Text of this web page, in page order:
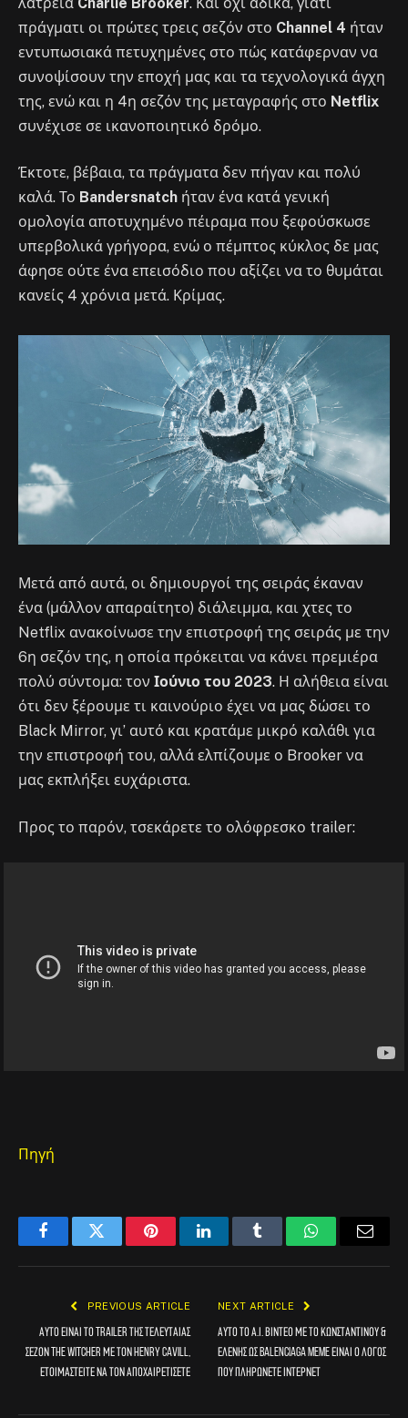
πράγματι οι πρώτες τρεις σεζόν στο Channel 4 ήταν
εντυπωσιακά πετυχημένες στο πώς κατάφερναν να
συνοψίσουν την εποχή μας και τα τεχνολογικά άγχη
της, ενώ και η 4η σεζόν της μεταγραφής στο Netflix
συνέχισε σε ικανοποιητικό δρόμο.
Έκτοτε, βέβαια, τα πράγματα δεν πήγαν και πολύ
καλά. Το Bandersnatch ήταν ένα κατά γενική
ομολογία αποτυχημένο πέιραμα που ξεφούσκωσε
υπερβολικά γρήγορα, ενώ ο πέμπτος κύκλος δε μας
άφησε ούτε ένα επεισόδιο που αξίζει να το θυμάται
κανείς 4 χρόνια μετά. Κρίμας.
Μετά από αυτά, οι δημιουργοί της σειράς έκαναν
ένα (μάλλον απαραίτητο) διάλειμμα, και χτες το
Netflix ανακοίνωσε την επιστροφή της σειράς με την
6η σεζόν της, η οποία πρόκειται να κάνει πρεμιέρα
πολύ σύντομα: τον Ιούνιο του 2023. Η αλήθεια είναι
ότι δεν ξέρουμε τι καινούριο έχει να μας δώσει το
Black Mirror, γι’ αυτό και κρατάμε μικρό καλάθι για
την επιστροφή του, αλλά ελπίζουμε ο Brooker να
μας εκπλήξει ευχάριστα.
Προς το παρόν, τσεκάρετε το ολόφρεσκο trailer:
Πηγή
FacebookTwitter PinterestLinkedInTumblr WhatsApp
PREVIOUS ARTICLE
Αυτό είναι το trailer της τελευταίας
σεζόν The Witcher με τον Henry Cavill,
ετοιμαστείτε να τον αποχαιρετίσετε
NEXT ARTICLE
Αυτό το Α.Ι. βίντεο με το Κωνσταντίνου &
Ελένης ως Balenciaga meme είναι ο λόγος
που πληρώνετε ίντερνετ